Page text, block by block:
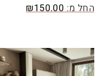
החל מ: ₪150.00